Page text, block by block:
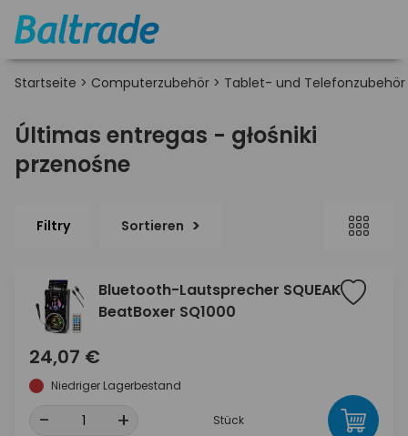
Startseite > Computerzubehör > Tablet- und Telefonzubehör
Últimas entregas - głośniki
przenośne
Filtry Sortieren
Bluetooth-Lautsprecher SQUEAK
BeatBoxer SQ1000
24,07 €
Niedriger Lagerbestand
- + Stück